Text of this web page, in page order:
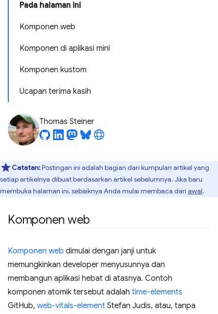
Pada halaman ini
Komponen web
Komponen di aplikasi mini
Komponen kustom
Ucapan terima kasih
Thomas Steiner
Catatan:Postingan ini adalah bagian dari kumpulan artikel yang
setiap artikelnya dibuat berdasarkan artikel sebelumnya. Jika baru
membuka halaman ini, sebaiknya Anda mulai membaca dari awal.
Komponen web
Komponen web dimulai dengan janji untuk
memungkinkan developer menyusunnya dan
membangun aplikasi hebat di atasnya. Contoh
komponen atomik tersebut adalah time-elements
GitHub, web-vitals-element Stefan Judis, atau, tanpa